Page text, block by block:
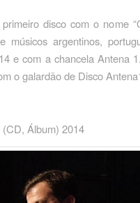
disco com o nome
músicos argentinos,
e com a chancela Antena
o galardão de Disco
Álbum) 2014